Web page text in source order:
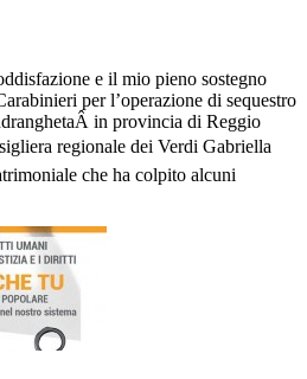
e il mio pieno sostegno
per l’operazione di sequestro
in provincia di Reggio
regionale dei Verdi Gabriella
che ha colpito alcuni